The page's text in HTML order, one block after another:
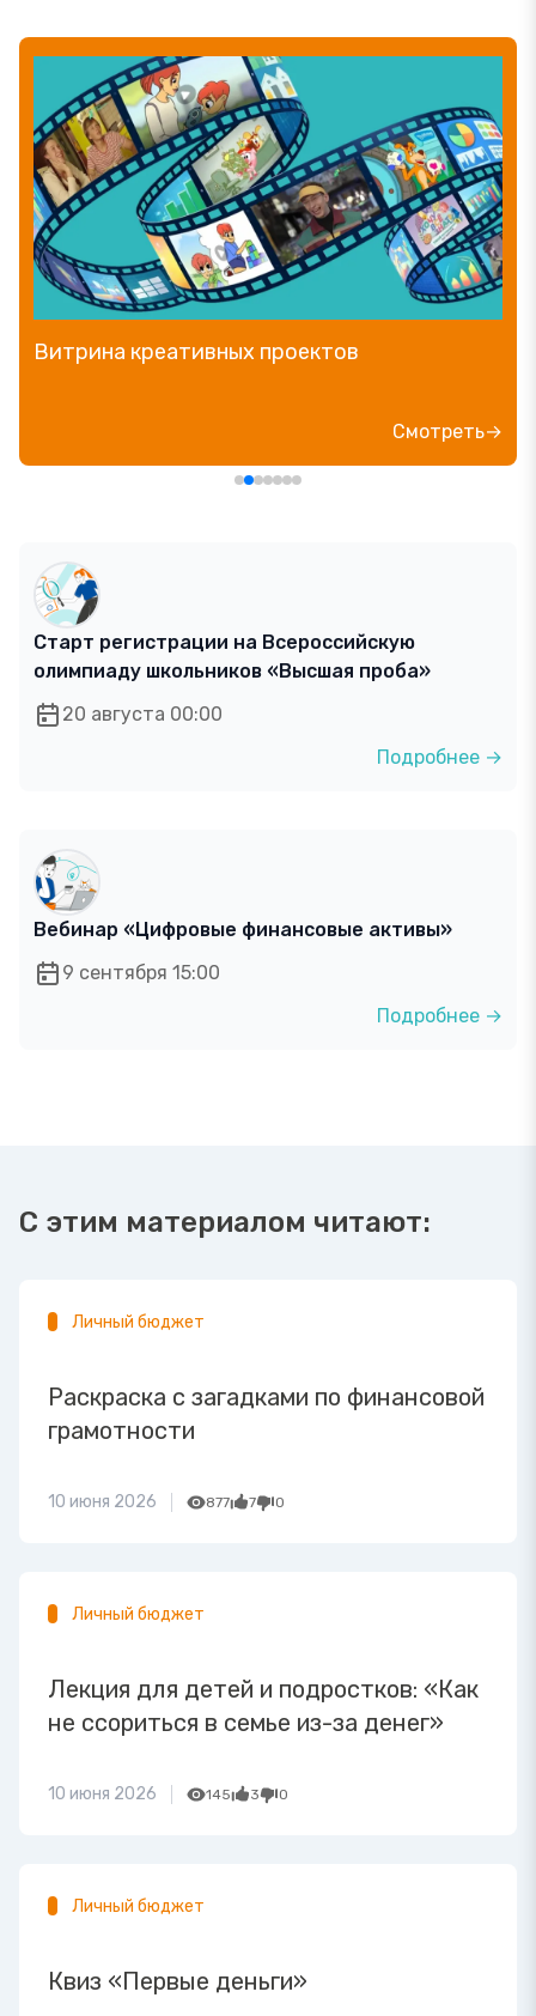
Витрина креативных проектов
Смотреть→
Старт регистрации на Всероссийскую
олимпиаду школьников «Высшая проба»
20 августа 00:00
Подробнее →
Вебинар «Цифровые финансовые активы»
9 сентября 15:00
Подробнее →
С этим материалом читают:
Личный бюджет
Раскраска с загадками по финансовой
грамотности
10 июня 2026 877 7 0
Личный бюджет
Лекция для детей и подростков: «Как
не ссориться в семье из-за денег»
10 июня 2026 145 3 0
Личный бюджет
Квиз «Первые деньги»